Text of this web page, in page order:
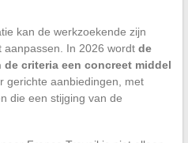
kan de werkzoekende zijn
In 2026 wordt de
criteria een concreet middel
gerichte aanbiedingen, met
die een stijging van de